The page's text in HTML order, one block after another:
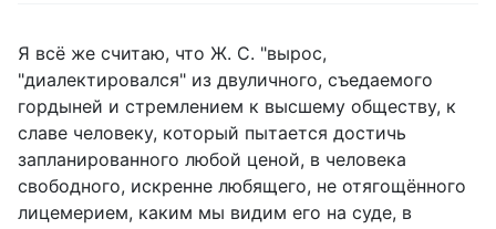
Я всё же считаю, что Ж. С. "вырос,
"диалектировался" из двуличного, съедаемого
гордыней и стремлением к высшему обществу, к
славе человеку, который пытается достичь
запланированного любой ценой, в человека
свободного, искренне любящего, не отягощённого
лицемерием, каким мы видим его на суде, в